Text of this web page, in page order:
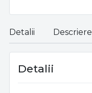
Detalii Descriere
Detalii